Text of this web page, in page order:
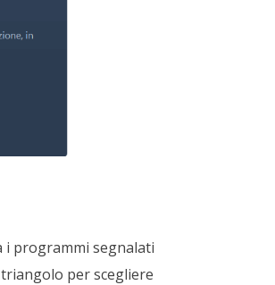
i programmi segnalati
per scegliere